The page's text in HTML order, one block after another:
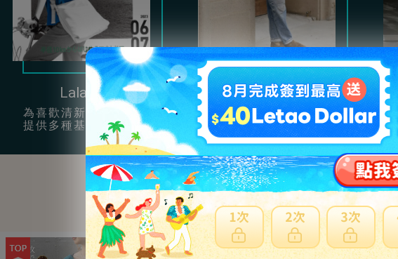
Lala Begin
為喜歡清新簡約風的女孩
提供多種基本單品穿搭。
Clutch
提供很多充滿男性魅力的
復古服飾配件。